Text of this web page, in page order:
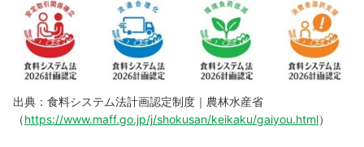
出典：食料システム法計画認定制度｜農林水産省
（https://www.maff.go.jp/j/shokusan/keikaku/gaiyou.html）